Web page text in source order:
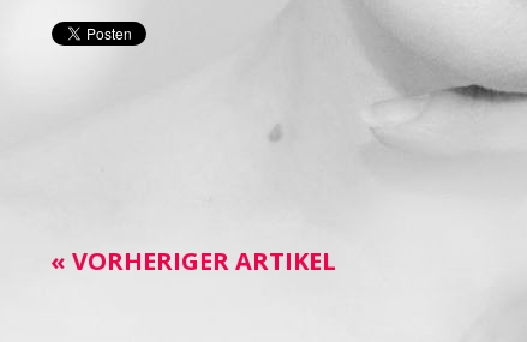
« VORHERIGER ARTIKEL